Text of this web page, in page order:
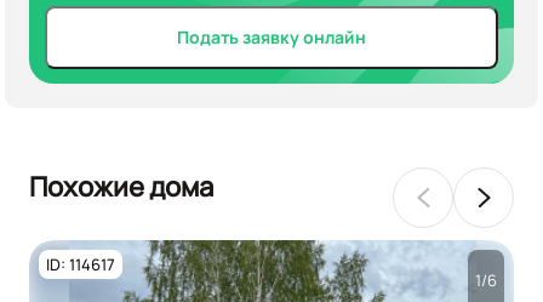
Подать заявку онлайн
Похожие дома
ID: 114617
1/6